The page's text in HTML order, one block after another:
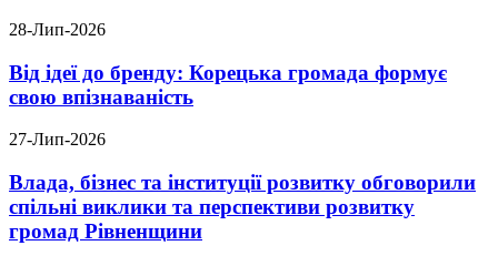
28-Лип-2026
Від ідеї до бренду: Корецька громада формує
свою впізнаваність
27-Лип-2026
Влада, бізнес та інституції розвитку обговорили
спільні виклики та перспективи розвитку
громад Рівненщини